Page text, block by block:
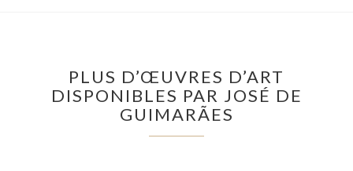
PLUS D’ŒUVRES D’ART
DISPONIBLES PAR JOSÉ DE
GUIMARÃES